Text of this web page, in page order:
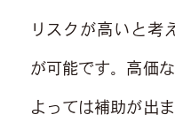
リスクが高いと考
が可能です。高価
よっては補助が出